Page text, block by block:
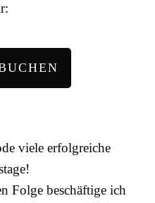
viele erfolgreiche
Folge beschäftige ich